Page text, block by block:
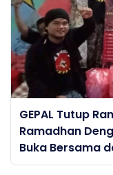
GEPAL Tutup
Ramadhan
Buka Bersama